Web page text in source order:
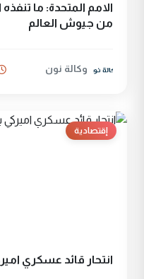
الامم المتحدة: ما
من جيوش العالم
وكالة نون
إقتصادية
انتحار قائد عسكري